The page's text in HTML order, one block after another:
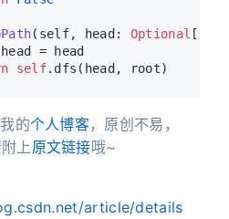
( self, head: Optional
= head
self.dfs(head, root)
的个人博客，原创不易，
上 原文链接哦~
article/details